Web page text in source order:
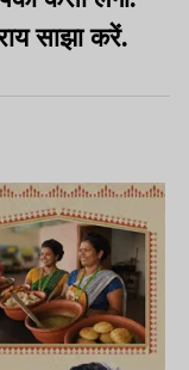
साझा करें.